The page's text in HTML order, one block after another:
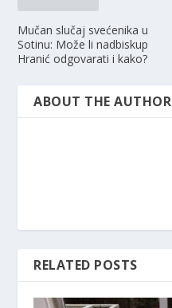
Mučan slučaj svećenika u
Sotinu: Može li nadbiskup
Hranić odgovarati i kako?
ABOUT THE AUTHOR
RELATED POSTS